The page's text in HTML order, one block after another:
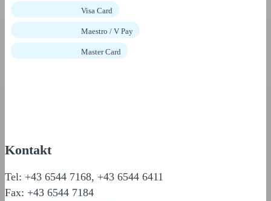
Visa Card
Maestro / V Pay
Master Card
Kontakt
Tel: +43 6544 7168, +43 6544 6411
Fax: +43 6544 7184